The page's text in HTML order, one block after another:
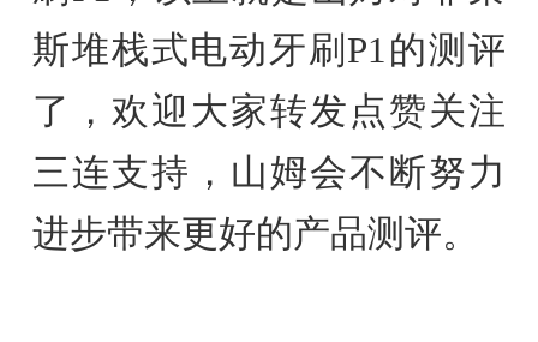
斯堆栈式电动牙刷P1的测评
了，欢迎大家转发点赞关注
三连支持，山姆会不断努力
进步带来更好的产品测评。